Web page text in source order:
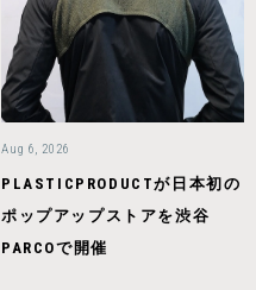
Aug 6, 2026
PLASTICPRODUCTが日本初の
ポップアップストアを渋谷
PARCOで開催